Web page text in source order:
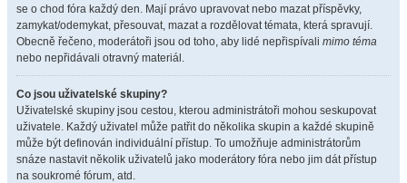
se o chod fóra každý den. Mají právo upravovat nebo mazat příspěvky,
zamykat/odemykat, přesouvat, mazat a rozdělovat témata, která spravují.
Obecně řečeno, moderátoři jsou od toho, aby lidé nepřispívali mimo téma
nebo nepřidávali otravný materiál.
Co jsou uživatelské skupiny?
Uživatelské skupiny jsou cestou, kterou administrátoři mohou seskupovat
uživatele. Každý uživatel může patřit do několika skupin a každé skupině
může být definován individuální přístup. To umožňuje administrátorům
snáze nastavit několik uživatelů jako moderátory fóra nebo jim dát přístup
na soukromé fórum, atd.